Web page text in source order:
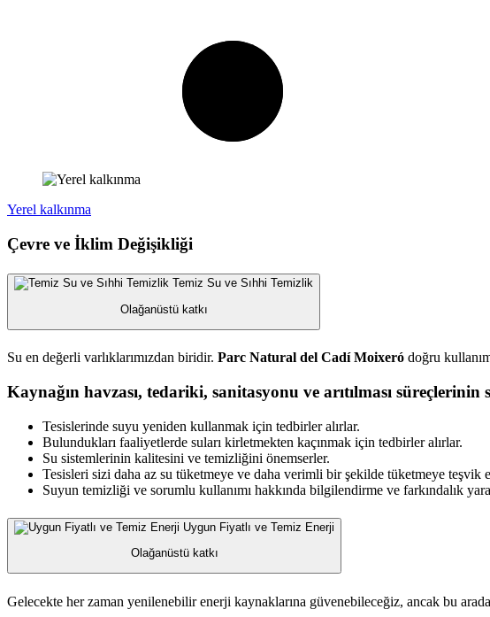
Yerel kalkınma
Çevre ve İklim Değişikliği
Temiz Su ve Sıhhi Temizlik
Olağanüstü katkı
Su en değerli varlıklarımızdan biridir. Parc Natural del Cadí Moixeró doğru
Kaynağın havzası, tedariki, sanitasyonu ve arıtılması
Tesislerinde suyu yeniden kullanmak için tedbirler alırlar.
Bulundukları faaliyetlerde suları kirletmekten kaçınmak için tedbirler alırlar.
Su sistemlerinin kalitesini ve temizliğini önemserler.
Tesisleri sizi daha az su tüketmeye ve daha verimli bir şekilde tüketmeye teşvik
Suyun temizliği ve sorumlu kullanımı hakkında bilgilendirme ve farkındalık
Uygun Fiyatlı ve Temiz Enerji
Olağanüstü katkı
Gelecekte her zaman yenilenebilir enerji kaynaklarına güvenebileceğiz, ancak bu